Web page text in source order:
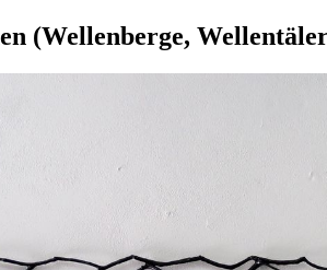
(Wellenberge,